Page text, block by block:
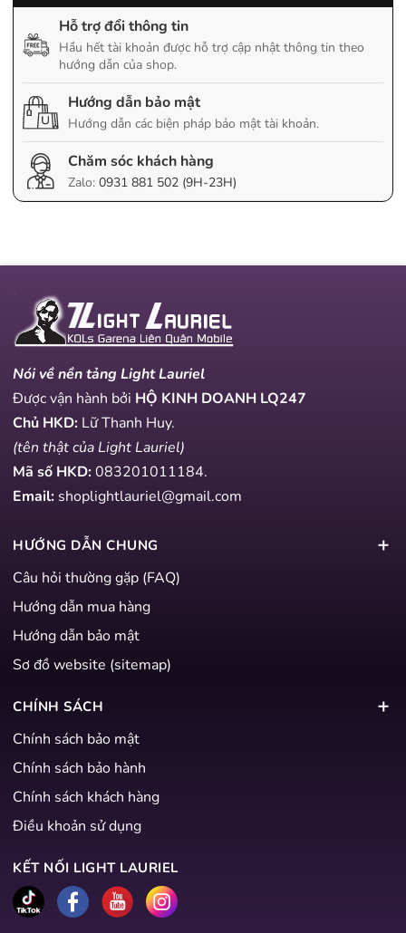
Hỗ trợ đổi thông tin
Hầu hết tài khoản được hỗ trợ cập nhật thông tin theo
hướng dẫn của shop.
Hướng dẫn bảo mật
Hướng dẫn các biện pháp bảo mật tài khoản.
Chăm sóc khách hàng
Zalo: 0931 881 502 (9H-23H)
Nói về nền tảng Light Lauriel
Được vận hành bởi HỘ KINH DOANH LQ247
Chủ HKD: Lữ Thanh Huy.
(tên thật của Light Lauriel)
Mã số HKD:083201011184.
Email: shoplightlauriel@gmail.com
HƯỚNG DẪN CHUNG
Câu hỏi thường gặp (FAQ)
Hướng dẫn mua hàng
Hướng dẫn bảo mật
Sơ đồ website (sitemap)
CHÍNH SÁCH
Chính sách bảo mật
Chính sách bảo hành
Chính sách khách hàng
Điều khoản sử dụng
KẾT NỐI LIGHT LAURIEL